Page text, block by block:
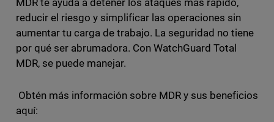
MDR te ayuda a detener los ataques más rápido,
reducir el riesgo y simplificar las operaciones sin
aumentar tu carga de trabajo. La seguridad no tiene
por qué ser abrumadora. Con WatchGuard Total
MDR, se puede manejar.
Obtén más información sobre MDR y sus beneficios
aquí: